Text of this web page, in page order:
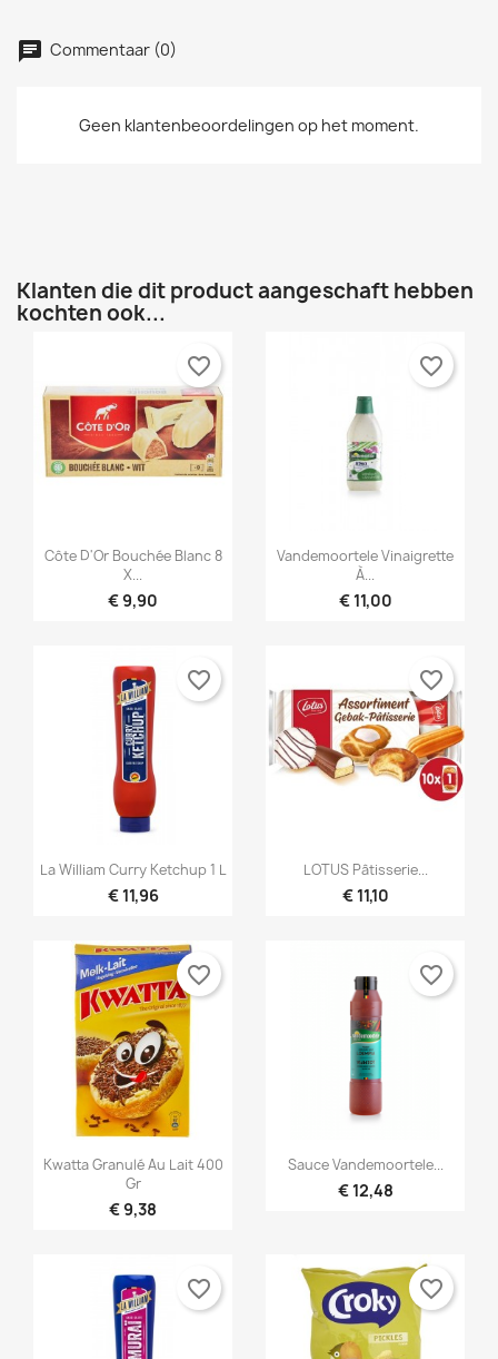
Toevoegen aan Verlanglijst
Verlanglijst naam
Annuleren Maak een verlanglijst
op te slaan.
Annuleren Inloggen
Commentaar (0)
Geen klantenbeoordelingen op het moment.
Klanten die dit product aangeschaft hebben
kochten ook...
Snel bekijken
Côte D'Or Bouchée Blanc 8
X...
€ 9,90
favorite_border
Snel bekijken
Vandemoortele Vinaigrette
À...
€ 11,00
favorite_border
Snel bekijken
La William Curry Ketchup 1 L
€ 11,96
favorite_border
Snel bekijken
LOTUS Pâtisserie...
€ 11,10
favorite_border
Snel bekijken
Kwatta Granulé Au Lait 400
Gr
€ 9,38
favorite_border
Snel bekijken
Sauce Vandemoortele...
€ 12,48
favorite_border
favorite_border favorite_border